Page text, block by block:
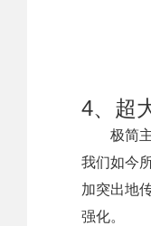
4、超
极简
我们如今
加突出地
强化。